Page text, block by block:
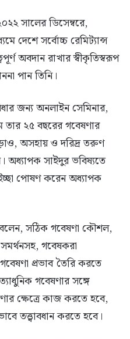
সালের ডিসেম্বরে,
দেশে সর্বোচ্চ রেমিট্যান্স
অবদান রাখার স্বীকৃতিস্বরূপ
পান তিনি।
জন্য অনলাইন সেমিনার,
তার ২৫ বছরের গবেষণার
অসহায় ও দরিদ্র তরুণ
অধ্যাপক সাইদুর ভবিষ্যতে
পোষণ করেন অধ্যাপক
সঠিক গবেষণা কৌশল,
গবেষকরা
প্রভাব তৈরি করতে
গবেষণার সঙ্গে
ক্ষেত্রে কাজ করতে হবে,
তত্ত্বাবধান করতে হবে।